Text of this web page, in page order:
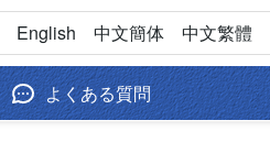
English 中文簡体 中文繁體
よくある質問